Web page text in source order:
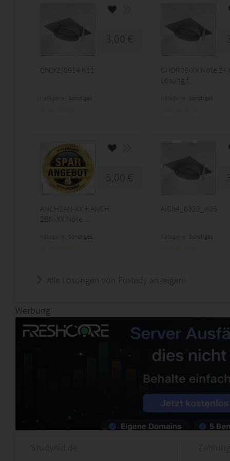
3,00 €
ChOr2/0514 K11
Sonstiges
CHOR06-XX Note
Lösung f...
Sonstiges
5,00 €
ANCH2AN-XX + ANCH
2BN-XX Note ...
Sonstiges
AlCh4_0320_K05
Sonstiges
Alle Lösungen von Foxlady anzeigen!
Werbung